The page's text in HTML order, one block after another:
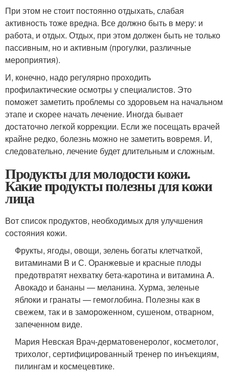
При этом не стоит постоянно отдыхать, слабая
активность тоже вредна. Все должно быть в меру: и
работа, и отдых. Отдых, при этом должен быть не только
пассивным, но и активным (прогулки, различные
мероприятия).
И, конечно, надо регулярно проходить
профилактические осмотры у специалистов. Это
поможет заметить проблемы со здоровьем на начальном
этапе и скорее начать лечение. Иногда бывает
достаточно легкой коррекции. Если же посещать врачей
крайне редко, болезнь можно не заметить вовремя. И,
следовательно, лечение будет длительным и сложным.
Продукты для молодости кожи.
Какие продукты полезны для кожи
лица
Вот список продуктов, необходимых для улучшения
состояния кожи.
Фрукты, ягоды, овощи, зелень богаты клетчаткой,
витаминами B и С. Оранжевые и красные плоды
предотвратят нехватку бета-каротина и витамина A.
Авокадо и бананы — меланина. Хурма, зеленые
яблоки и гранаты — гемоглобина. Полезны как в
свежем, так и в замороженном, сушеном, отварном,
запеченном виде.
Мария Невская Врач-дерматовенеролог, косметолог,
трихолог, сертифицированный тренер по инъекциям,
пилингам и космецевтике.